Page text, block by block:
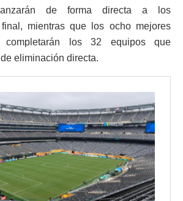
de forma directa a los
mientras que los ocho mejores
completarán los 32 equipos que
eliminación directa.